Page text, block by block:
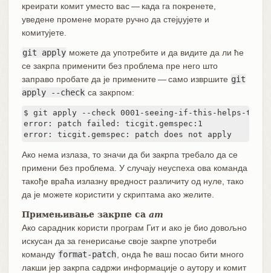
креирати комит уместо вас — када га покренете,
уведене промене морате ручно да стејџујете и
комитујете.
git apply можете да употребите и да видите да ли ће
се закрпа применити без проблема пре него што
заправо пробате да је примените — само извршите git
apply --check са закрпом:
$ git apply --check 0001-seeing-if-this-helps-the-
error: patch failed: ticgit.gemspec:1
error: ticgit.gemspec: patch does not apply
Ако нема излаза, то значи да би закрпа требало да се
примени без проблема. У случају неуспеха ова команда
такође враћа излазну вредност различиту од нуле, тако
да је можете користити у скриптама ако желите.
Примењивање закрпе са am
Ако сарадник користи програм Гит и ако је био довољно
искусан да за генерисање своје закрпе употреби
команду format-patch , онда ће ваш посао бити много
лакши јер закрпа садржи информације о аутору и комит